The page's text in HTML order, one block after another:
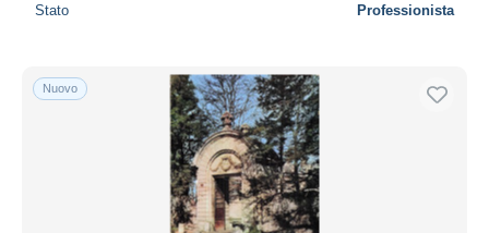
Stato Professionista
Nuovo